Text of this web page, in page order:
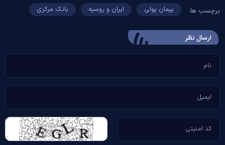
برچسب ها: پیمان پولی ایران و روسیه بانک مرکزی
ارسال‌ نظر